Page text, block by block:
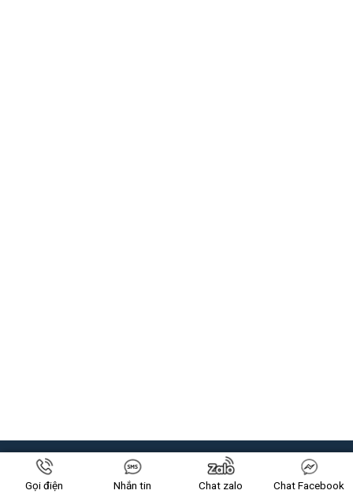
VỀ CHÚNG TÔI
Gọi điện Nhắn tin Chat zalo Chat Facebook